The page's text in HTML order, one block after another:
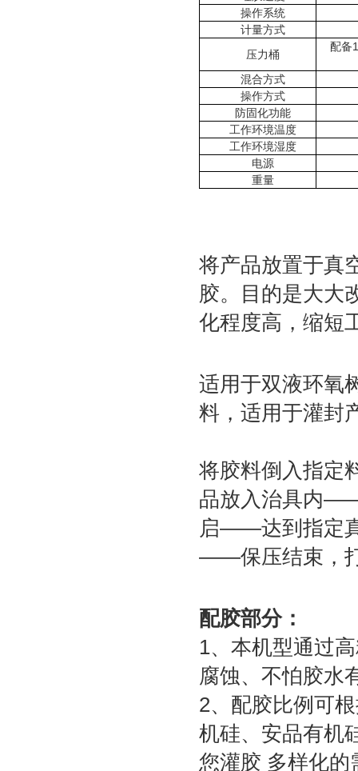
操作系统
计量方式
压力桶
配备
混合方式
操作方式
防固化功能
工作环境温度
工作环境湿度
电源
重量
将产品放置于真
胶。目的是大大
化程度高，缩短
适用于双液环氧
料，适用于灌封
将胶料倒入指定
品放入治具内
启——达到指定
——保压结束，
配胶部分：
1、本机型通过
腐蚀、不怕胶水
2、配胶比例可
机硅、安品有机
您灌胶 多样化的